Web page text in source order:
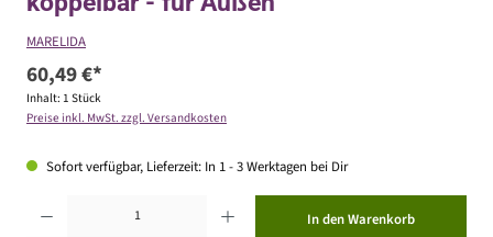
MARELIDA
60,49 €*
Inhalt: 1 Stück
Preise inkl. MwSt. zzgl. Versandkosten
Sofort verfügbar, Lieferzeit: In 1 - 3 Werktagen bei Dir
In den Warenkorb